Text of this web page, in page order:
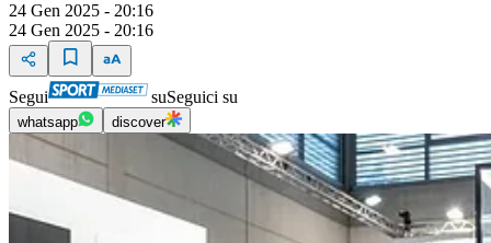
24 Gen 2025 - 20:16
24 Gen 2025 - 20:16
Segui suSeguici su
whatsapp discover